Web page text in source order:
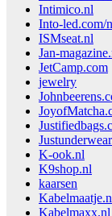
Intimico.nl
Into-led.com/
ISMseat.nl
Jan-
JetCamp.com
jewelry
K-ook.nl
K9shop.nl
kaarsen
Kabelmaxx.nl